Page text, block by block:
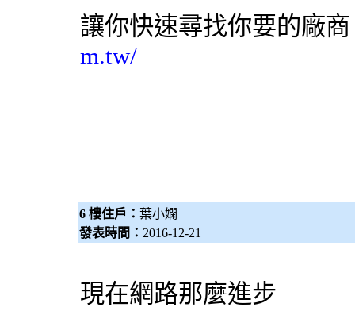
讓你快速尋找你要的廠
m.tw/
6 樓住戶： 葉小嫻
發表時間： 2016-12-21
現在網路那麼進步